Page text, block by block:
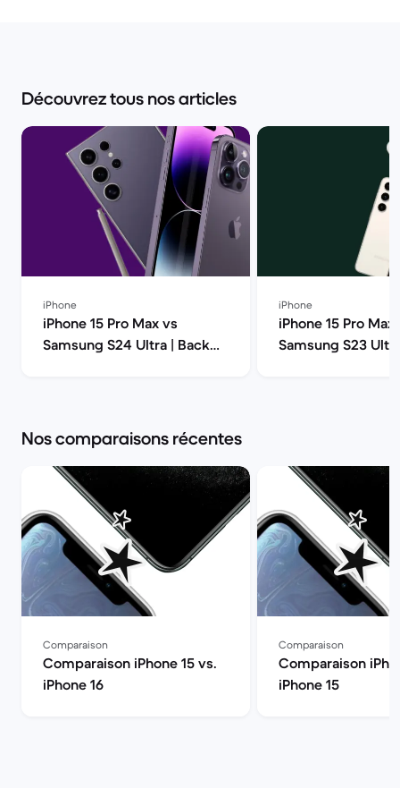
Découvrez tous nos articles
iPhone
iPhone 15 Pro Max vs
Samsung S24 Ultra | Back
iPhone
iPhone 15 Pro Max
Samsung S23
Nos comparaisons récentes
Comparaison
Comparaison iPhone 15 vs.
iPhone 16
Comparaison
Comparaison
iPhone 15